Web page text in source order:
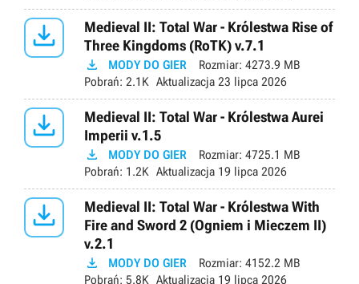

Medieval II: Total War - Królestwa Rise of
Three Kingdoms (RoTK) v.7.1
 MODY DO GIER Rozmiar: 4273.9 MB
Pobrań: 2.1K Aktualizacja 23 lipca 2026

Medieval II: Total War - Królestwa Aurei
Imperii v.1.5
 MODY DO GIER Rozmiar: 4725.1 MB
Pobrań: 1.2K Aktualizacja 19 lipca 2026

Medieval II: Total War - Królestwa With
Fire and Sword 2 (Ogniem i Mieczem II)
v.2.1
 MODY DO GIER Rozmiar: 4152.2 MB
Pobrań: 5.8K Aktualizacja 19 lipca 2026